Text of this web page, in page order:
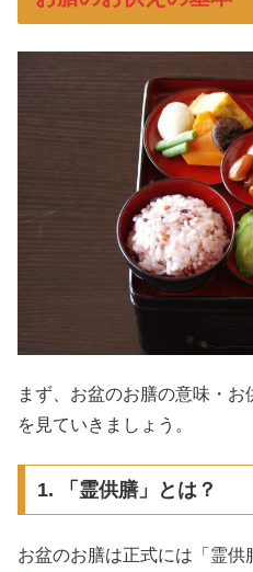
まず、お盆のお膳の意味・
を見ていきましょう。
1. 「霊供膳」とは？
お盆のお膳は正式には「霊供